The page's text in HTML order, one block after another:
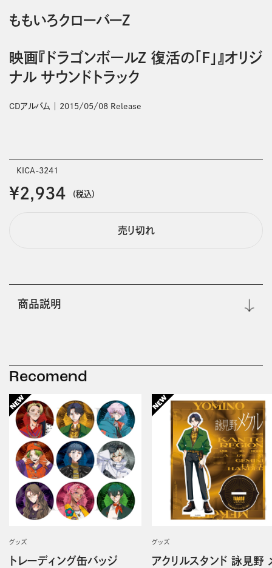
ももいろクローバーＺ
映画『ドラゴンボールZ 復活の「F」』オリジ
ナル サウンドトラック
CDアルバム 2015/05/08 Release
KICA-3241
￥2,934 (税込)
売り切れ
商品説明
Recomend
グッズ
トレーディング缶バッジ
グッズ
アクリルスタンド 詠見野